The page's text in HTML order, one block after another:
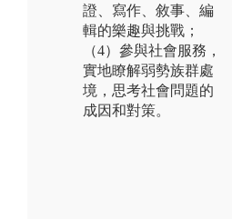
證、寫作、敘事、編
輯的樂趣與挑戰；
（4）參與社會服務，
實地瞭解弱勢族群處
境，思考社會問題的
成因和對策。